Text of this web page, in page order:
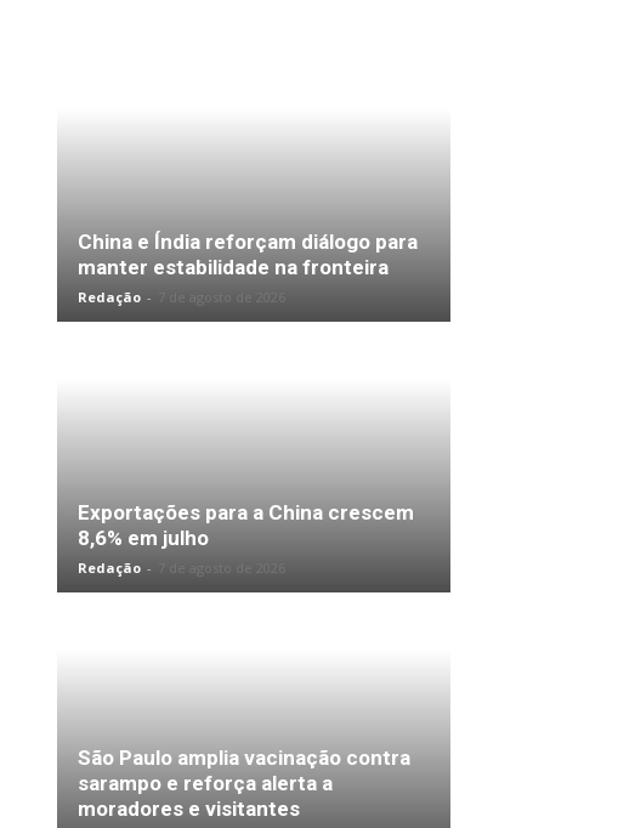
China e Índia reforçam diálogo para
manter estabilidade na fronteira
Redação - 7 de agosto de 2026
Exportações para a China crescem
8,6% em julho
Redação - 7 de agosto de 2026
São Paulo amplia vacinação contra
sarampo e reforça alerta a
moradores e visitantes